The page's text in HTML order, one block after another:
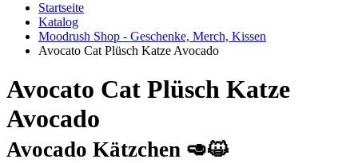
Startseite
Katalog
Moodrush Shop - Geschenke, Merch, Kissen
Avocato Cat Plüsch Katze Avocado
Avocato Cat Plüsch Katze
Avocado
Avocado Kätzchen 🥑😺